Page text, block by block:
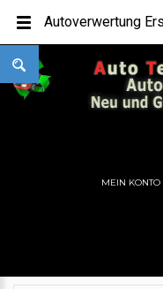
MEIN KONTO